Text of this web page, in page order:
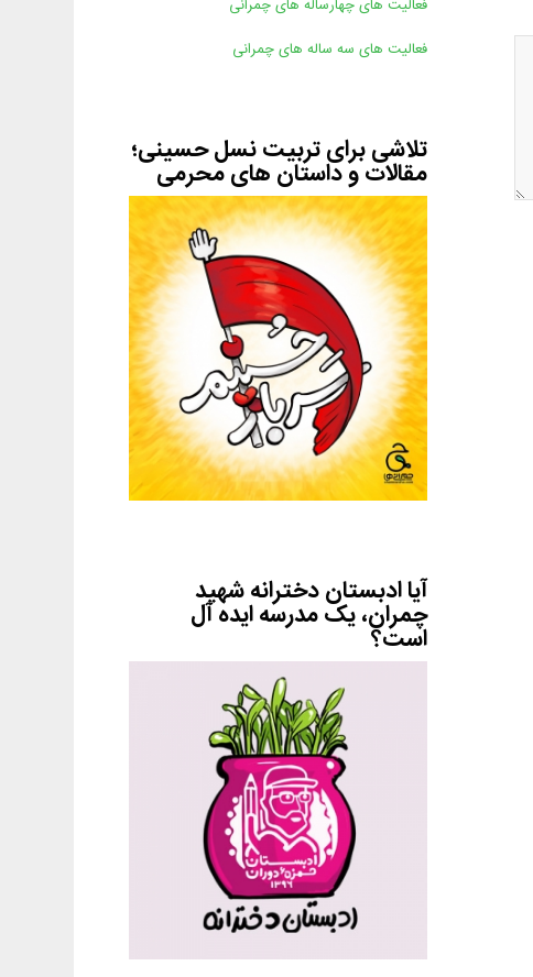
فعالیت های چهارساله های چمرانی
فعالیت های سه ساله های چمرانی
تلاشی برای تربیت نسل حسینی؛
مقالات و داستان های محرمی
آیا ادبستان دخترانه شهید
چمران، یک مدرسه ایده آل
است؟